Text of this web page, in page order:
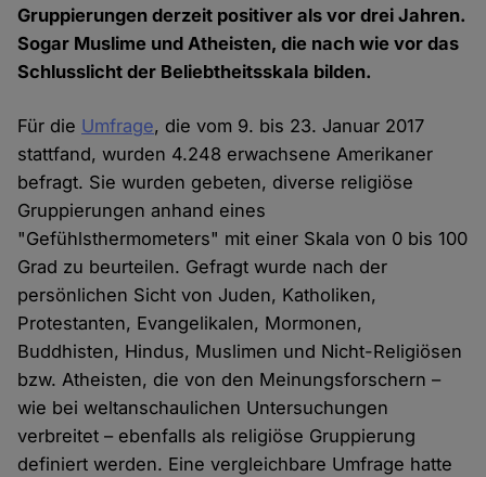
Gruppierungen derzeit positiver als vor drei Jahren.
Sogar Muslime und Atheisten, die nach wie vor das
Schlusslicht der Beliebtheitsskala bilden.
Für die Umfrage, die vom 9. bis 23. Januar 2017
stattfand, wurden 4.248 erwachsene Amerikaner
befragt. Sie wurden gebeten, diverse religiöse
Gruppierungen anhand eines
"Gefühlsthermometers" mit einer Skala von 0 bis 100
Grad zu beurteilen. Gefragt wurde nach der
persönlichen Sicht von Juden, Katholiken,
Protestanten, Evangelikalen, Mormonen,
Buddhisten, Hindus, Muslimen und Nicht-Religiösen
bzw. Atheisten, die von den Meinungsforschern –
wie bei weltanschaulichen Untersuchungen
verbreitet – ebenfalls als religiöse Gruppierung
definiert werden. Eine vergleichbare Umfrage hatte